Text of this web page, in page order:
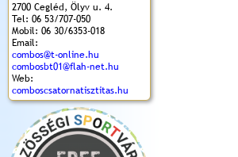
2700 Cegléd, Ölyv u. 4.
Tel: 06 53/707-050
Mobil: 06 30/6353-018
Email:
combos@t-online.hu
combosbt01@flah-net.hu
Web:
comboscsatornatisztitas.hu